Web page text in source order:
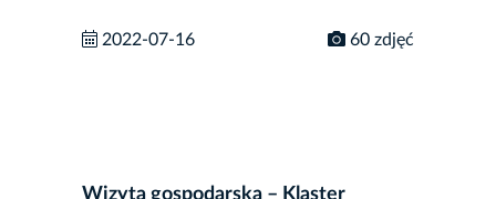
2022-07-16 60 zdjęć
Wizyta gospodarska – Klaster